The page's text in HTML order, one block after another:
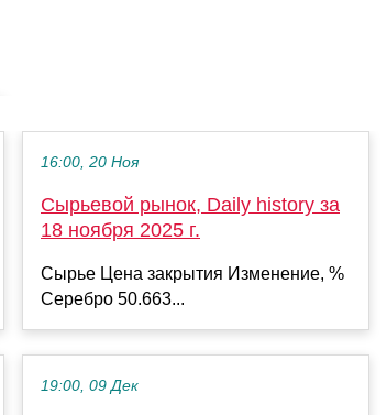
16:00, 20 Ноя
Сырьевой рынок, Daily history за
18 ноября 2025 г.
Сырье Цена закрытия Изменение, %
Серебро 50.663...
19:00, 09 Дек